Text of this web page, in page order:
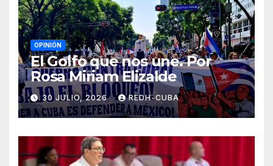
OPINIÓN
El Golfo que nos une. Por
Rosa Miriam Elizalde
30 JULIO, 2026 REDH-CUBA